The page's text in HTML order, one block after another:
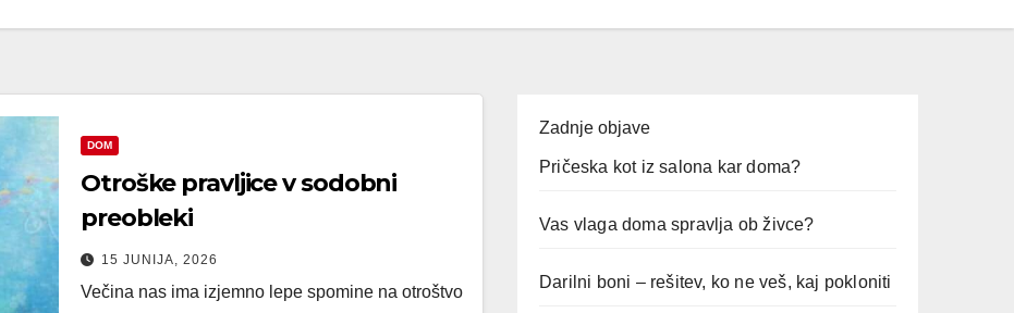
DOM
Otroške pravljice v sodobni
preobleki
15 JUNIJA, 2026
Večina nas ima izjemno lepe spomine na otroštvo
Zadnje objave
Pričeska kot iz salona kar doma?
Vas vlaga doma spravlja ob živce?
Darilni boni – rešitev, ko ne veš, kaj pokloniti